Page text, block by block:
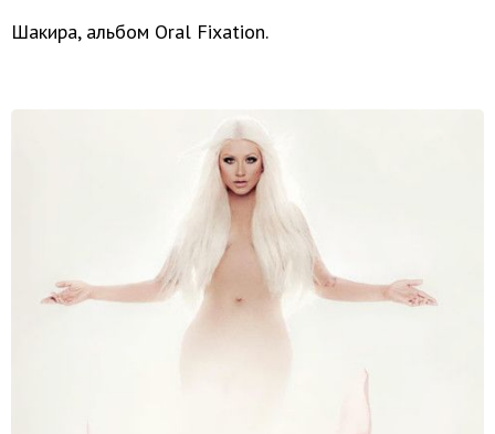
Шакира, альбом Oral Fixation.